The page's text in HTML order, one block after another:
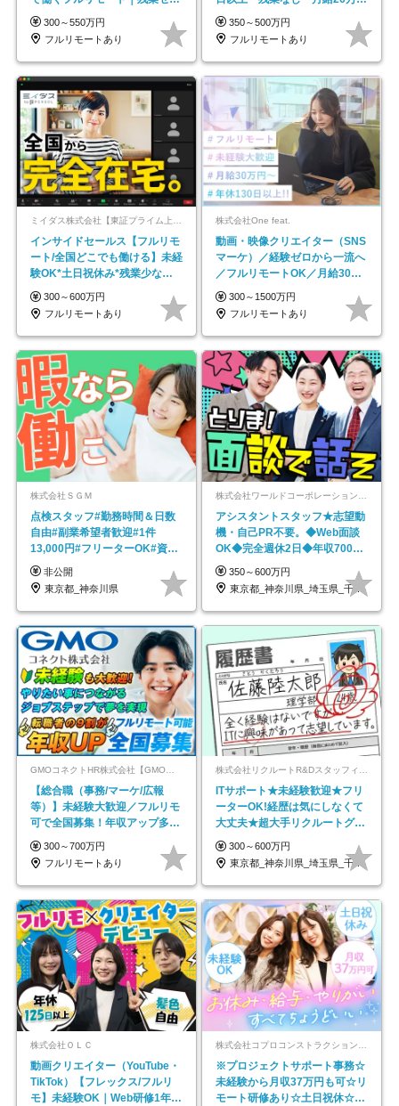
で18時退勤◎
300～550万円
フルリモートあり
以上
350～500万円
フルリモートあり
ミイダス株式会社【東証プライム上場パーソルグループ】
インサイドセールス【フルリモ
ート/全国どこでも働ける】未経
験OK*土日祝休み*残業少なめ*
在宅勤務手当あり
300～600万円
フルリモートあり
株式会社One feat.
動画・映像クリエイター（SNS
マーケ）／経験ゼロから一流へ
／フルリモートOK／月給30万
円～／年休130日以上
300～1500万円
フルリモートあり
株式会社ＳＧＭ
点検スタッフ#勤務時間＆日数
自由#副業希望者歓迎#1件
13,000円#フリーターOK#資格
スキル不要
非公開
東京都_神奈川県
アシスタントスタッフ★志望動
機・自己PR不要。◆Web面談
OK◆完全週休2日◆年収700万
円可/p13
350～600万円
東京都_神奈川県_埼玉県_千葉県_大阪府…
GMOコネクトHR株式会社【GMOインターネットグループ】
【総合職（事務/マーケ/広報
等）】未経験大歓迎／フルリモ
可で全国募集！年収アップ多数
★年休最大130日★
300～700万円
フルリモートあり
ITサポート★未経験歓迎★フリ
ーターOK!経歴は気にしなくて
大丈夫★超大手リクルートグル
ープの正社員/sg
300～600万円
東京都_神奈川県_埼玉県_千葉県_大阪府…
株式会社ＯＬＣ
動画クリエイター（YouTube・
TikTok）【フレックス/フルリ
モ】未経験OK｜Web研修1年間
※プロジェクトサポート事務☆
未経験から月収37万円も可☆リ
モート研修あり☆土日祝休☆20